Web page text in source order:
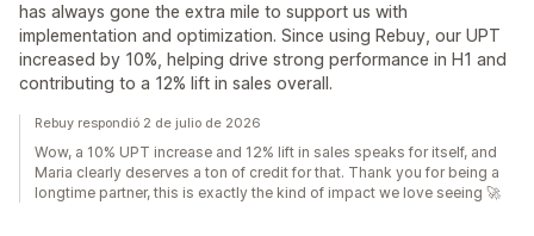
has always gone the extra mile to support us with
implementation and optimization. Since using Rebuy, our UPT
increased by 10%, helping drive strong performance in H1 and
contributing to a 12% lift in sales overall.
Rebuy respondió 2 de julio de 2026
Wow, a 10% UPT increase and 12% lift in sales speaks for itself, and
Maria clearly deserves a ton of credit for that. Thank you for being a
longtime partner, this is exactly the kind of impact we love seeing 🚀